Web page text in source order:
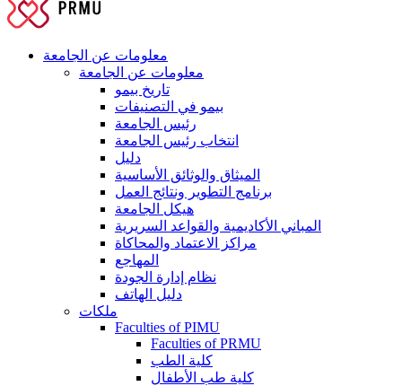
معلومات عن الجامعة
معلومات عن الجامعة
تاريخ بيمو
بيمو في التصنيفات
رئيس الجامعة
انتخاب رئيس الجامعة
دليل
الميثاق والوثائق الأساسية
برنامج التطوير ونتائج العمل
هيكل الجامعة
المباني الأكاديمية والقواعد السريرية
مراكز الاعتماد والمحاكاة
المهاجع
نظام إدارة الجودة
دليل الهاتف
ملكات
Faculties of PIMU
Faculties of PRMU
كلية الطب
كلية طب الأطفال